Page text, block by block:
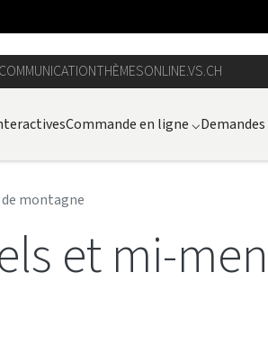
COMMUNICATIONTHÈMESONLINE.VS.CH
Commande en ligne ⌵
montagne
et mi-